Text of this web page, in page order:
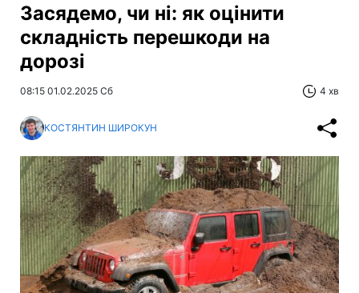
Засядемо, чи ні: як оцінити
складність перешкоди на
дорозі
08:15 01.02.2025 Сб 4 хв
КОСТЯНТИН ШИРОКУН